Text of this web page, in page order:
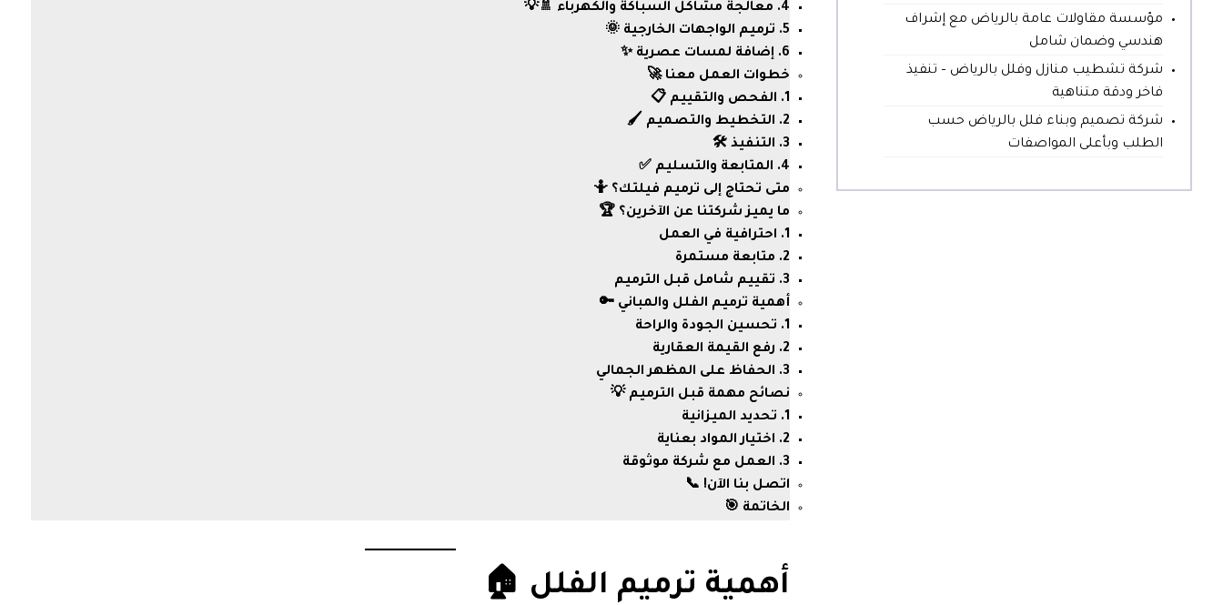
4. معالجة مشاكل السباكة والكهرباء 🚿💡
5. ترميم الواجهات الخارجية 🌞
6. إضافة لمسات عصرية ✨
خطوات العمل معنا 🚀
1. الفحص والتقييم 📋
2. التخطيط والتصميم 🖌️
3. التنفيذ 🛠️
4. المتابعة والتسليم ✅
متى تحتاج إلى ترميم فيلتك؟ 🤷
ما يميز شركتنا عن الآخرين؟ 🏆
1. احترافية في العمل
2. متابعة مستمرة
3. تقييم شامل قبل الترميم
أهمية ترميم الفلل والمباني 🔑
1. تحسين الجودة والراحة
2. رفع القيمة العقارية
3. الحفاظ على المظهر الجمالي
نصائح مهمة قبل الترميم 💡
1. تحديد الميزانية
2. اختيار المواد بعناية
3. العمل مع شركة موثوقة
اتصل بنا الآن! 📞
الخاتمة 🎯
أهمية ترميم الفلل 🏠
مؤسسة مقاولات عامة بالرياض مع إشراف
هندسي وضمان شامل
شركة تشطيب منازل وفلل بالرياض – تنفيذ
فاخر ودقة متناهية
شركة تصميم وبناء فلل بالرياض حسب
الطلب وبأعلى المواصفات